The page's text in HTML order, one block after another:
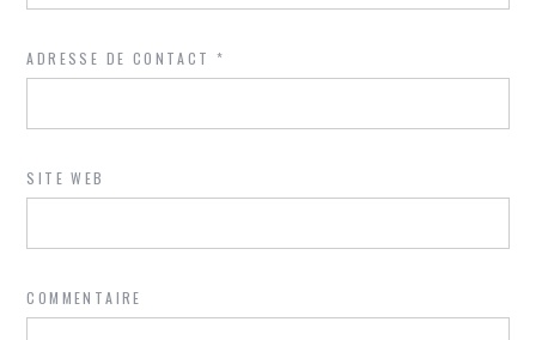
ADRESSE DE CONTACT*
SITE WEB
COMMENTAIRE